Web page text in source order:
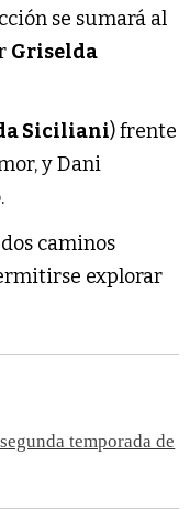
se sumará al
Griselda
Siciliani) frente
y Dani
caminos
explorar
temporada de